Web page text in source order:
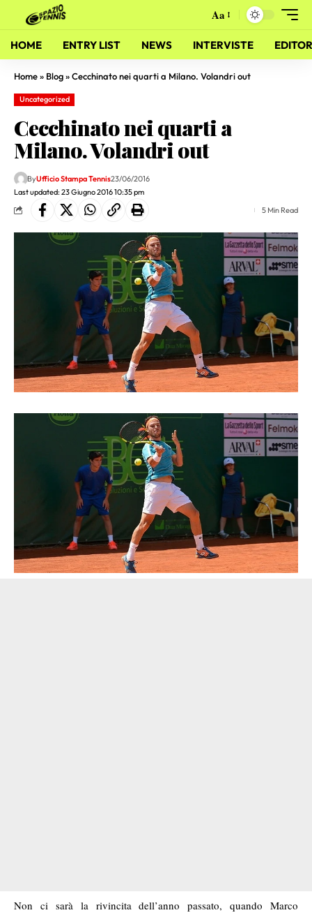
Aa
HOME ENTRY LIST NEWS INTERVISTE
Home» Blog»Cecchinato nei quarti a Milano. Volandri out
Uncategorized
Cecchinato nei quarti a
Milano. Volandri out
Last updated: 23 Giugno 2016 10:35 pm
ByUfficio Stampa Tennis23/06/2016
5 Min Read
Non ci sarà la rivincita dell’anno passato, quando Marco